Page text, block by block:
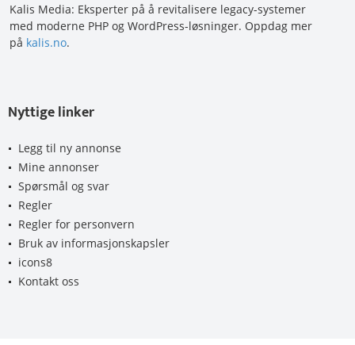
Kalis Media: Eksperter på å revitalisere legacy-systemer
med moderne PHP og WordPress-løsninger. Oppdag mer
på kalis.no.
Nyttige linker
Legg til ny annonse
Mine annonser
Spørsmål og svar
Regler
Regler for personvern
Bruk av informasjonskapsler
icons8
Kontakt oss